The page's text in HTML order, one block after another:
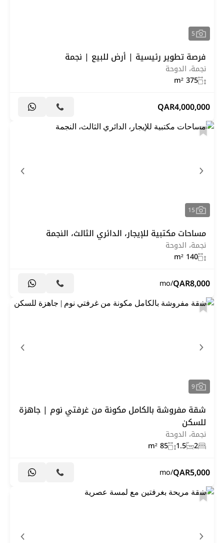
5
فرصة تطوير رئيسية | أرض للبيع | نجمة
نجمة، الدوحة
375 m²
4,000,000
QAR
15
مساحات مكتبية للإيجار، الدائري الثالث، النجمة
نجمة، الدوحة
140 m²
8,000
QAR
/mo
9
شقة مفروشة بالكامل مكونة من غرفتي نوم | جاهزة
للسكن
نجمة، الدوحة
2
1.5
85 m²
5,000
QAR
/mo